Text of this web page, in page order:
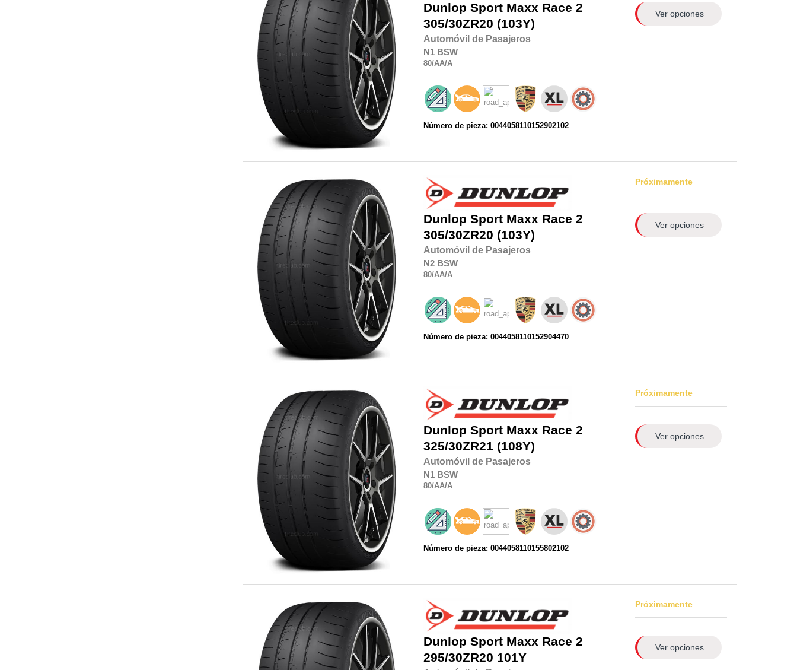
Dunlop Sport Maxx Race 2
305/30ZR20 (103Y)
Automóvil de Pasajeros
N1 BSW
80/AA/A
Número de pieza: 0044058110152902102
Ver opciones
Dunlop Sport Maxx Race 2
305/30ZR20 (103Y)
Automóvil de Pasajeros
N2 BSW
80/AA/A
Número de pieza: 0044058110152904470
Próximamente
Ver opciones
Dunlop Sport Maxx Race 2
325/30ZR21(108Y)
Automóvil de Pasajeros
N1 BSW
80/AA/A
Número de pieza: 0044058110155802102
Próximamente
Ver opciones
Dunlop Sport Maxx Race 2
295/30ZR20 101Y
Próximamente
Ver opciones